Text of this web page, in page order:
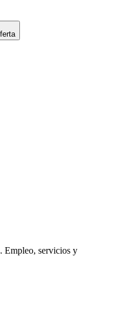
Empleo, servicios y